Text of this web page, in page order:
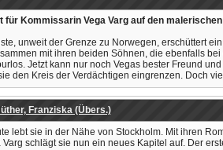
für Kommissarin Vega Varg auf den
unweit der Grenze zu Norwegen, erschüttert
mit ihren beiden Söhnen, die ebenfalls
Jetzt kann nur noch Vegas bester Freund
den Kreis der Verdächtigen eingrenzen. Doch
Franziska (Übers.)
lebt sie in der Nähe von Stockholm. Mit ihren
schlägt sie nun ein neues Kapitel auf. Der